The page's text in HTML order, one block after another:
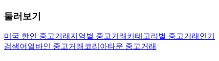
둘러보기
미국 한인 중고거래 지역별 중고거래 카테고리별 중고거래 인기
검색어 얼바인 중고거래 코리아타운 중고거래